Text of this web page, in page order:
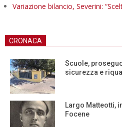
Variazione bilancio, Severini:
CRONACA
Scuole,
sicurezza e
Largo Matteotti,
Focene